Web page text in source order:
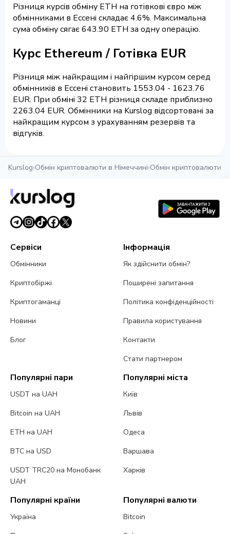
Різниця курсів обміну ETH на готівкові євро між
обмінниками в Ессені складає 4.6%. Максимальна
сума обміну сягає 643.90 ETH за одну операцію.
Курс Ethereum / Готівка EUR
Різниця між найкращим і найгіршим курсом серед
обмінників в Ессені становить 1553.04 - 1623.76
EUR. При обміні 32 ETH різниця складе приблизно
2263.04 EUR. Обмінники на Kurslog відсортовані за
найкращим курсом з урахуванням резервів та
відгуків.
Kurslog›Обмін криптовалюти в Німеччині›Обмін криптовалюти в
Сервіси
Обмінники
Криптобіржі
Криптогаманці
Новини
Блог
Інформація
Як здійснити обмін?
Поширені запитання
Політика конфіденційності
Правила користування
Контакти
Стати партнером
Популярні пари
USDT на UAH
Bitcoin на UAH
ETH на UAH
BTC на USD
USDT TRC20 на Монобанк
UAH
Популярні міста
Київ
Львів
Одеса
Варшава
Харків
Популярні країни
Україна
Популярні валюти
Bitcoin